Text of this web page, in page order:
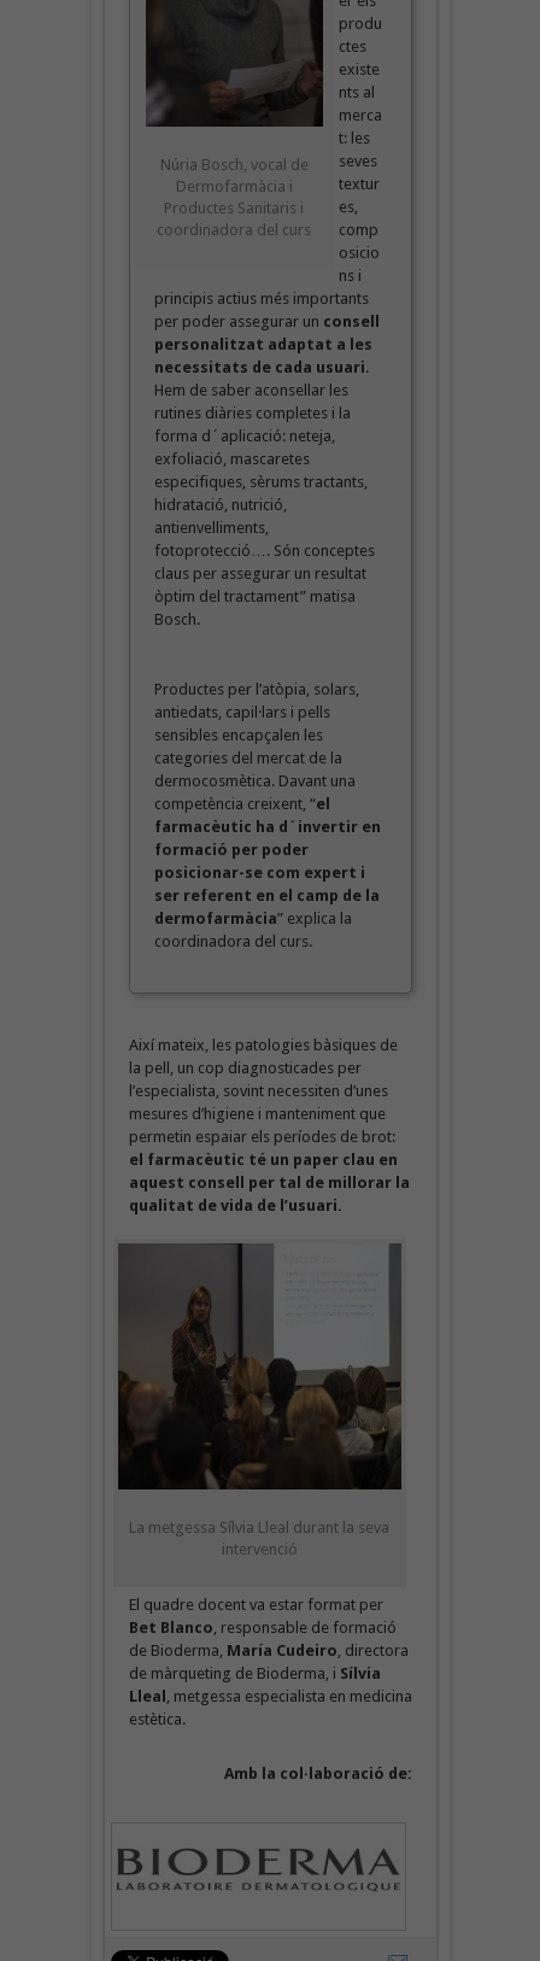
Núria Bosch, vocal de
Dermofarmàcia i
Productes Sanitaris i
coordinadora del curs
produ
ctes
existe
nts al
merca
t: les
seves
textur
es,
comp
osicio
ns i
principis actius més importants
per poder assegurar un consell
personalitzat adaptat a les
necessitats de cada usuari.
Hem de saber aconsellar les
rutines diàries completes i la
forma d´aplicació: neteja,
exfoliació, mascaretes
especifiques, sèrums tractants,
hidratació, nutrició,
antienvelliments,
fotoprotecció…. Són conceptes
claus per assegurar un resultat
òptim del tractament” matisa
Bosch.
Productes per l’atòpia, solars,
antiedats, capil·lars i pells
sensibles encapçalen les
categories del mercat de la
dermocosmètica. Davant una
competència creixent, “el
farmacèutic ha d´invertir en
formació per poder
posicionar-se com expert i
ser referent en el camp de la
dermofarmàcia” explica la
coordinadora del curs.
Així mateix, les patologies bàsiques de
la pell, un cop diagnosticades per
l’especialista, sovint necessiten d’unes
mesures d’higiene i manteniment que
permetin espaiar els períodes de brot:
el farmacèutic té un paper clau en
aquest consell per tal de millorar la
qualitat de vida de l’usuari.
La metgessa Sílvia Lleal durant la seva
intervenció
El quadre docent va estar format per
Bet Blanco , responsable de formació
de Bioderma, María Cudeiro , directora
de màrqueting de Bioderma, i Sílvia
Lleal
, metgessa especialista en medicina
estètica.
Amb la col·laboració de: